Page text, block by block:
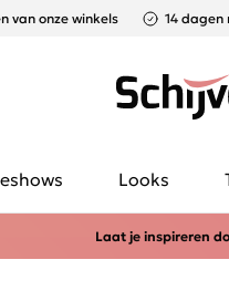
van onze winkels 14
Looks
Laat je inspireren